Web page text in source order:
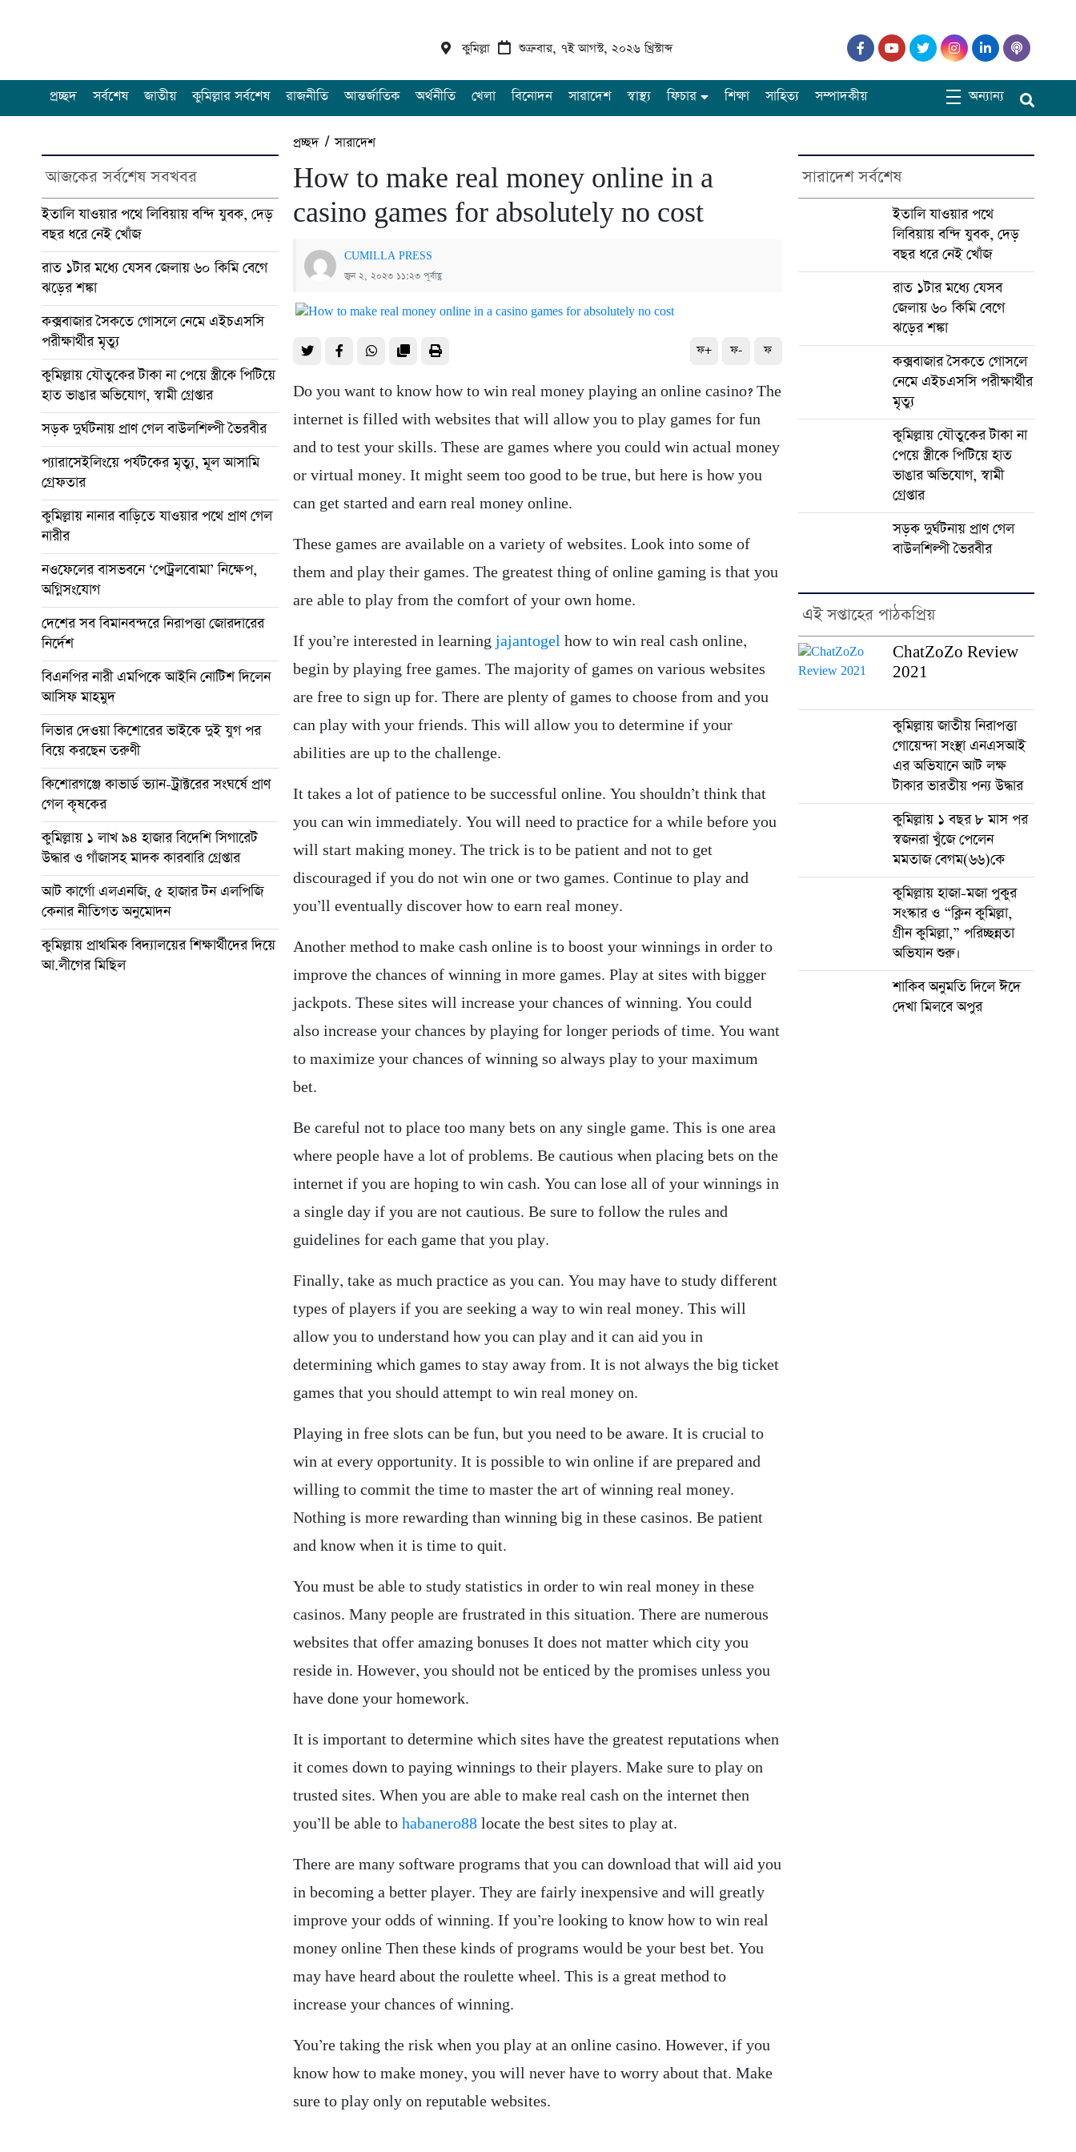
কুমিল্লা শুক্রবার, ৭ই আগস্ট, ২০২৬ খ্রিস্টাব্দ
প্রচ্ছদ সর্বশেষ জাতীয় কুমিল্লার সর্বশেষ রাজনীতি আন্তর্জাতিক অর্থনীতি খেলা বিনোদন সারাদেশ স্বাস্থ্য ফিচার শিক্ষা সাহিত্য সম্পাদকীয় অন্যান্য
আজকের সর্বশেষ সবখবর
ইতালি যাওয়ার পথে লিবিয়ায় বন্দি যুবক, দেড়
বছর ধরে নেই খোঁজ
রাত ১টার মধ্যে যেসব জেলায় ৬০ কিমি বেগে
ঝড়ের শঙ্কা
কক্সবাজার সৈকতে গোসলে নেমে এইচএসসি
পরীক্ষার্থীর মৃত্যু
কুমিল্লায় যৌতুকের টাকা না পেয়ে স্ত্রীকে পিটিয়ে
হাত ভাঙার অভিযোগ, স্বামী গ্রেপ্তার
সড়ক দুর্ঘটনায় প্রাণ গেল বাউলশিল্পী ভৈরবীর
প্যারাসেইলিংয়ে পর্যটকের মৃত্যু, মূল আসামি
গ্রেফতার
কুমিল্লায় নানার বাড়িতে যাওয়ার পথে প্রাণ গেল
নারীর
নওফেলের বাসভবনে ‘পেট্রলবোমা’ নিক্ষেপ,
অগ্নিসংযোগ
দেশের সব বিমানবন্দরে নিরাপত্তা জোরদারের
নির্দেশ
বিএনপির নারী এমপিকে আইনি নোটিশ দিলেন
আসিফ মাহমুদ
লিভার দেওয়া কিশোরের ভাইকে দুই যুগ পর
বিয়ে করছেন তরুণী
কিশোরগঞ্জে কাভার্ড ভ্যান-ট্রাক্টরের সংঘর্ষে প্রাণ
গেল কৃষকের
কুমিল্লায় ১ লাখ ৯৪ হাজার বিদেশি সিগারেট
উদ্ধার ও গাঁজাসহ মাদক কারবারি গ্রেপ্তার
আট কার্গো এলএনজি, ৫ হাজার টন এলপিজি
কেনার নীতিগত অনুমোদন
কুমিল্লায় প্রাথমিক বিদ্যালয়ের শিক্ষার্থীদের দিয়ে
আ.লীগের মিছিল
প্রচ্ছদ/সারাদেশ
How to make real money online in a
casino games for absolutely no cost
CUMILLA PRESS
জুন ২, ২০২৩ ১১:২৩ পূর্বাহ্ণ
ফ+ ফ- ফ
Do you want to know how to win real money playing an online casino? The
internet is filled with websites that will allow you to play games for fun
and to test your skills. These are games where you could win actual money
or virtual money. It might seem too good to be true, but here is how you
can get started and earn real money online.
These games are available on a variety of websites. Look into some of
them and play their games. The greatest thing of online gaming is that you
are able to play from the comfort of your own home.
If you’re interested in learningjajantogel how to win real cash online,
begin by playing free games. The majority of games on various websites
are free to sign up for. There are plenty of games to choose from and you
can play with your friends. This will allow you to determine if your
abilities are up to the challenge.
It takes a lot of patience to be successful online. You shouldn’t think that
you can win immediately. You will need to practice for a while before you
will start making money. The trick is to be patient and not to get
discouraged if you do not win one or two games. Continue to play and
you’ll eventually discover how to earn real money.
Another method to make cash online is to boost your winnings in order to
improve the chances of winning in more games. Play at sites with bigger
jackpots. These sites will increase your chances of winning. You could
also increase your chances by playing for longer periods of time. You want
to maximize your chances of winning so always play to your maximum
bet.
Be careful not to place too many bets on any single game. This is one area
where people have a lot of problems. Be cautious when placing bets on the
internet if you are hoping to win cash. You can lose all of your winnings in
a single day if you are not cautious. Be sure to follow the rules and
guidelines for each game that you play.
Finally, take as much practice as you can. You may have to study different
types of players if you are seeking a way to win real money. This will
allow you to understand how you can play and it can aid you in
determining which games to stay away from. It is not always the big ticket
games that you should attempt to win real money on.
Playing in free slots can be fun, but you need to be aware. It is crucial to
win at every opportunity. It is possible to win online if are prepared and
willing to commit the time to master the art of winning real money.
Nothing is more rewarding than winning big in these casinos. Be patient
and know when it is time to quit.
You must be able to study statistics in order to win real money in these
casinos. Many people are frustrated in this situation. There are numerous
websites that offer amazing bonuses It does not matter which city you
reside in. However, you should not be enticed by the promises unless you
have done your homework.
It is important to determine which sites have the greatest reputations when
it comes down to paying winnings to their players. Make sure to play on
trusted sites. When you are able to make real cash on the internet then
you’ll be able tohabanero88 locate the best sites to play at.
There are many software programs that you can download that will aid you
in becoming a better player. They are fairly inexpensive and will greatly
improve your odds of winning. If you’re looking to know how to win real
money online Then these kinds of programs would be your best bet. You
may have heard about the roulette wheel. This is a great method to
increase your chances of winning.
You’re taking the risk when you play at an online casino. However, if you
know how to make money, you will never have to worry about that. Make
sure to play only on reputable websites.
সারাদেশ সর্বশেষ
ইতালি যাওয়ার পথে
লিবিয়ায় বন্দি যুবক, দেড়
বছর ধরে নেই খোঁজ
রাত ১টার মধ্যে যেসব
জেলায় ৬০ কিমি বেগে
ঝড়ের শঙ্কা
কক্সবাজার সৈকতে গোসলে
নেমে এইচএসসি পরীক্ষার্থীর
মৃত্যু
কুমিল্লায় যৌতুকের টাকা না
পেয়ে স্ত্রীকে পিটিয়ে হাত
ভাঙার অভিযোগ, স্বামী
গ্রেপ্তার
সড়ক দুর্ঘটনায় প্রাণ গেল
বাউলশিল্পী ভৈরবীর
এই সপ্তাহের পাঠকপ্রিয়
ChatZoZo Review
2021
কুমিল্লায় জাতীয় নিরাপত্তা
গোয়েন্দা সংস্থা এনএসআই
এর অভিযানে আট লক্ষ
টাকার ভারতীয় পন্য উদ্ধার
কুমিল্লায় ১ বছর ৮ মাস পর
স্বজনরা খুঁজে পেলেন
মমতাজ বেগম(৬৬)কে
কুমিল্লায় হাজা-মজা পুকুর
সংস্কার ও “ক্লিন কুমিল্লা,
গ্রীন কুমিল্লা,” পরিচ্ছন্নতা
অভিযান শুরু।
শাকিব অনুমতি দিলে ঈদে
দেখা মিলবে অপুর